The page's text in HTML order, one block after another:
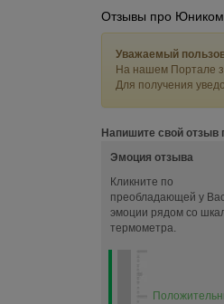
Отзывы про
Уважаемый
На нашем Портале
Для получения
Напишите свой отзыв
Эмоция отзыва
Кликните по
преобладающей у
эмоции рядом со
термометра.